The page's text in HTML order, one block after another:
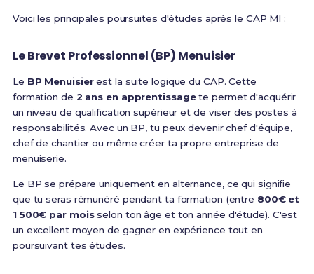
Voici les principales poursuites d'études après le CAP MI :
Le Brevet Professionnel (BP) Menuisier
Le BP Menuisierest la suite logique du CAP. Cette
formation de 2 ans en apprentissagete permet d'acquérir
un niveau de qualification supérieur et de viser des postes à
responsabilités. Avec un BP, tu peux devenir chef d'équipe,
chef de chantier ou même créer ta propre entreprise de
menuiserie.
Le BP se prépare uniquement en alternance, ce qui signifie
que tu seras rémunéré pendant ta formation (entre 800€ et
1 500€ par moisselon ton âge et ton année d'étude). C'est
un excellent moyen de gagner en expérience tout en
poursuivant tes études.